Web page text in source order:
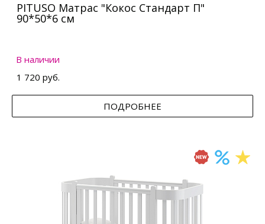
PITUSO Матрас "Кокос Стандарт П"
90*50*6 см
В наличии
1 720 руб.
ПОДРОБНЕЕ